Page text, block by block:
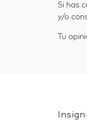
Si has
y/o
Tu